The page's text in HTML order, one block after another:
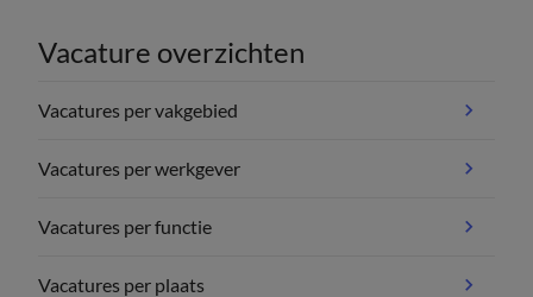
Vacature overzichten
Vacatures per vakgebied
Vacatures per werkgever
Vacatures per functie
Vacatures per plaats